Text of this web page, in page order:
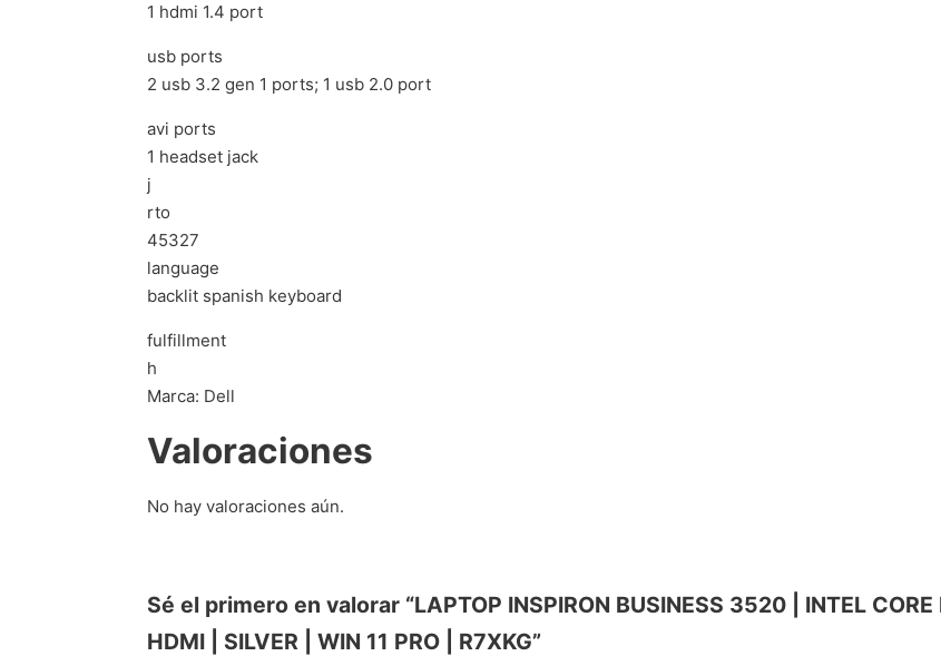
1 hdmi 1.4 port
usb ports
2 usb 3.2 gen 1 ports; 1 usb 2.0 port
avi ports
1 headset jack
j
rto
45327
language
backlit spanish keyboard
fulfillment
h
Marca: Dell
Valoraciones
No hay valoraciones aún.
Sé el primero en valorar “LAPTOP INSPIRON BUSINESS 3520 | INTEL
HDMI | SILVER | WIN 11 PRO | R7XKG”